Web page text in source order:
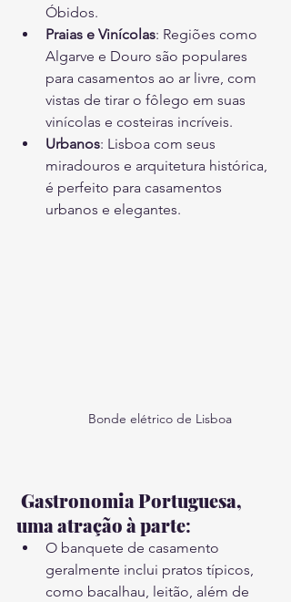
Óbidos.
Praias e Vinícolas: Regiões como
Algarve e Douro são populares
para casamentos ao ar livre, com
vistas de tirar o fôlego em suas
vinícolas e costeiras incríveis.
Urbanos: Lisboa com seus
miradouros e arquitetura histórica,
é perfeito para casamentos
urbanos e elegantes.
Bonde elétrico de Lisboa
Gastronomia Portuguesa,
uma atração à parte:
O banquete de casamento
geralmente inclui pratos típicos,
como bacalhau, leitão, além de